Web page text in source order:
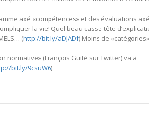
axé «compétences» et des évaluations
la vie! Quel beau casse-tête
(http://bit.ly/aDJADf) Moins de «catégories»
normative» (François Guité sur Twitter) va à
bit.ly/9csuW6)